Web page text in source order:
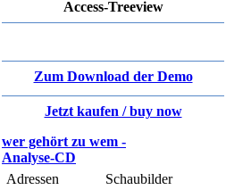
Access-Treeview
Zum Download der Demo
Jetzt kaufen / buy now
wer gehört zu wem -
Analyse-CD
Adressen
Schaubilder